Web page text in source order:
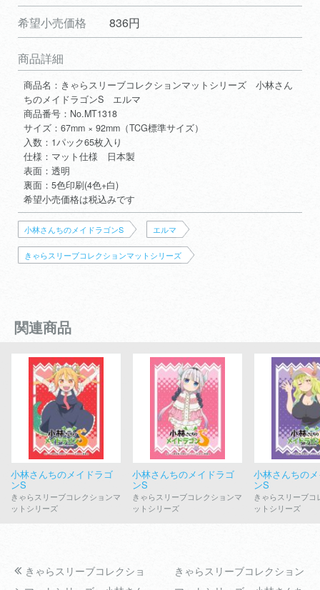
希望小売価格
836円
商品詳細
商品名：きゃらスリーブコレクションマットシリーズ 小林さん
ちのメイドラゴンS エルマ
商品番号：No.MT1318
サイズ：67mm × 92mm（TCG標準サイズ）
入数：1パック65枚入り
仕様：マット仕様 日本製
表面：透明
裏面：5色印刷(4色+白)
希望小売価格は税込みです
小林さんちのメイドラゴンS エルマ
きゃらスリーブコレクションマットシリーズ
関連商品
小林さんちのメイドラゴ
ンS
きゃらスリーブコレクションマ
ットシリーズ
小林さんちのメイドラゴ
ンS
きゃらスリーブコレクションマ
ットシリーズ
小林さんちの
ンS
きゃらスリーブコ
ットシリーズ
きゃらスリーブコレクショ
きゃらスリーブコレクション